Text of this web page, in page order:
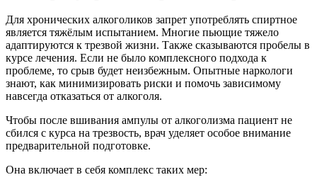
Для хронических алкоголиков запрет употреблять спиртное
является тяжёлым испытанием. Многие пьющие тяжело
адаптируются к трезвой жизни. Также сказываются пробелы в
курсе лечения. Если не было комплексного подхода к
проблеме, то срыв будет неизбежным. Опытные наркологи
знают, как минимизировать риски и помочь зависимому
навсегда отказаться от алкоголя.
Чтобы после вшивания ампулы от алкоголизма пациент не
сбился с курса на трезвость, врач уделяет особое внимание
предварительной подготовке.
Она включает в себя комплекс таких мер: